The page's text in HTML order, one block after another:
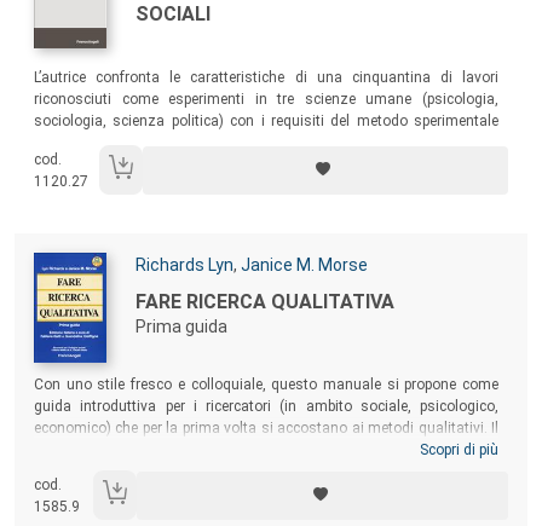
SOCIALI
L’autrice confronta le caratteristiche di una cinquantina di lavori
riconosciuti come esperimenti in tre scienze umane (psicologia,
sociologia, scienza politica) con i requisiti del metodo sperimentale
cod.
1120.27
Autori:
Richards Lyn, Janice M. Morse
Titolo:
FARE RICERCA QUALITATIVA
Prima guida
Sommario:
Con uno stile fresco e colloquiale, questo manuale si propone come
guida introduttiva per i ricercatori (in ambito sociale, psicologico,
economico) che per la prima volta si accostano ai metodi qualitativi. Il
testo affianca alle indicazioni pratiche per superare le sfide insite nelle
comunicazione dei risultati, una ricca bibliografia di approfondimento
sugli assunti teorici e metodologici di base della ricerca qualitativa.
Scopri di più
cod.
1585.9